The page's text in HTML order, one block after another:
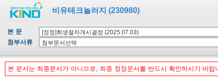
비유테크놀러지 (230980)
본 문
첨부서류
본 문서는 최종문서가 아니므로, 최종 정정문서를 반드시 확인하시기 바랍